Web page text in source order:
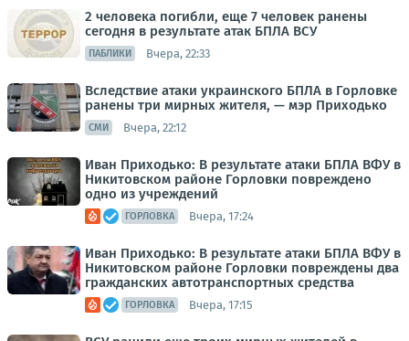
2 человека погибли, еще 7 человек ранены
сегодня в результате атак БПЛА ВСУ
ПАБЛИКИ Вчера, 22:33
Вследствие атаки украинского БПЛА в Горловке
ранены три мирных жителя, — мэр Приходько
СМИ Вчера, 22:12
Иван Приходько: В результате атаки БПЛА ВФУ в
Никитовском районе Горловки повреждено
одно из учреждений
ГОРЛОВКА Вчера, 17:24
Иван Приходько: В результате атаки БПЛА ВФУ в
Никитовском районе Горловки повреждены два
гражданских автотранспортных средства
ГОРЛОВКА Вчера, 17:15